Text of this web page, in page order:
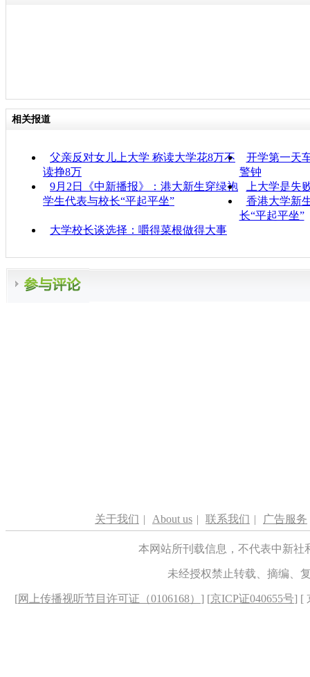
相关报道
父亲反对女儿上大学 称读大学花8万不
读挣8万
开学第一天
警钟
9月2日《中新播报》：港大新生穿绿袍
学生代表与校长“平起平坐”
上大学是失
香港大学新
长“平起平坐”
大学校长谈选择：嚼得菜根做得大事
关于我们 | About us | 联系我们 | 广告服务
本网站所刊载信息，不代表中新
未经授权禁止转载、摘编、
[网上传播视听节目许可证（0106168） ] [京ICP证040655号] [